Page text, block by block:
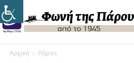
Αρχική Πάρος